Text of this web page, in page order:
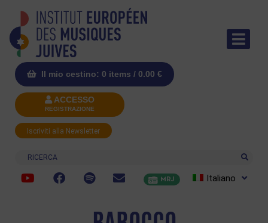
Il mio cestino: 0 items / 0.00 €
ACCESSO
REGISTRAZIONE
Iscriviti alla Newsletter
Ricerca
MRJ Italiano